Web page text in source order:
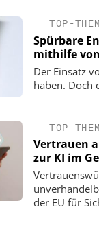
TOP-
Spürbare
mithilfe
Der Einsatz
haben. Doch
TOP-
Vertrauen
zur KI im
der EU für